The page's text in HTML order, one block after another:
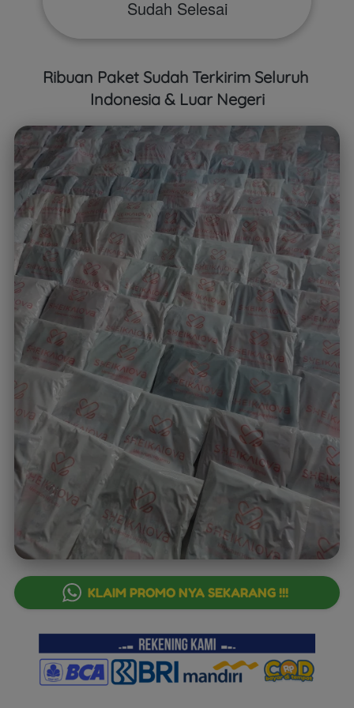
Sudah Selesai
Ribuan Paket Sudah Terkirim Seluruh
Indonesia & Luar Negeri
` KLAIM PROMO NYA SEKARANG !!!